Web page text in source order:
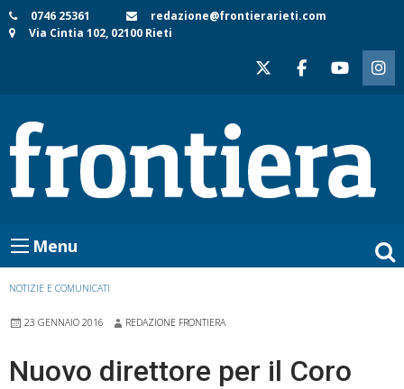
Skip
to
0746 25361
redazione@frontierarieti.com
Via Cintia 102, 02100 Rieti
Menu
NOTIZIE E COMUNICATI
23 GENNAIO 2016 REDAZIONE FRONTIERA
Nuovo direttore per il Coro